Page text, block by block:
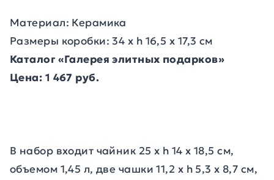
Материал: Керамика
Размеры коробки: 34 х h 16,5 х 17,3 см
Каталог «Галерея элитных подарков»
Цена: 1 467 руб.
В набор входит чайник 25 х h 14 х 18,5 см,
объемом 1,45 л, две чашки 11,2 х h 5,3 х 8,7 см,